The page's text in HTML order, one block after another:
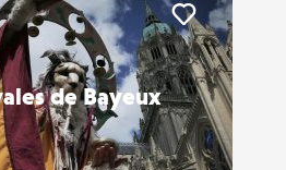
de Bayeux
Liker